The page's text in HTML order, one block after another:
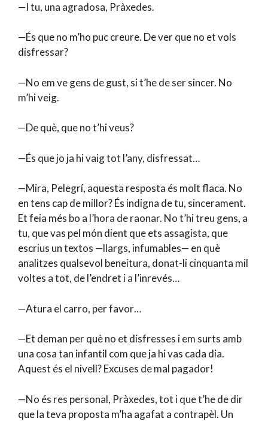
—I tu, una agradosa, Pràxedes.
—És que no m’ho puc creure. De ver que no et vols
disfressar?
—No em ve gens de gust, si t’he de ser sincer. No
m’hi veig.
—De què, que no t’hi veus?
—És que jo ja hi vaig tot l’any, disfressat…
—Mira, Pelegrí, aquesta resposta és molt flaca. No
en tens cap de millor? És indigna de tu, sincerament.
Et feia més bo a l’hora de raonar. No t’hi treu gens, a
tu, que vas pel món dient que ets assagista, que
escrius un textos —llargs, infumables— en què
analitzes qualsevol beneitura, donat-li cinquanta mil
voltes a tot, de l’endret i a l’inrevés…
—Atura el carro, per favor…
—Et deman per què no et disfresses i em surts amb
una cosa tan infantil com que ja hi vas cada dia.
Aquest és el nivell? Excuses de mal pagador!
—No és res personal, Pràxedes, tot i que t’he de dir
que la teva proposta m’ha agafat a contrapèl. Un